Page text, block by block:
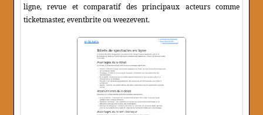
ligne, revue et comparatif des principaux acteurs comme
ticketmaster, eventbrite ou weezevent.